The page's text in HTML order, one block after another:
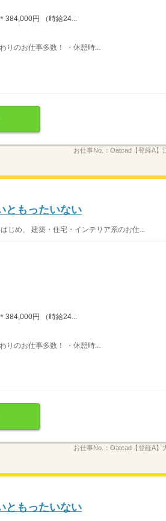
384,000円 （時給24...
りのお仕事多数！ ・休憩時...
お仕事No.： Oatcad【登経A】
ともったいない
め、 建築・住宅・インテリア系のお仕...
円 （時給24...
のお仕事多数！ ・休憩時...
お仕事No.： Oatcad【登経A】
ともったいない